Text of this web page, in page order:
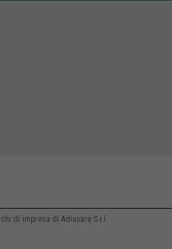
di impresa di Adiuvare S.r.l.